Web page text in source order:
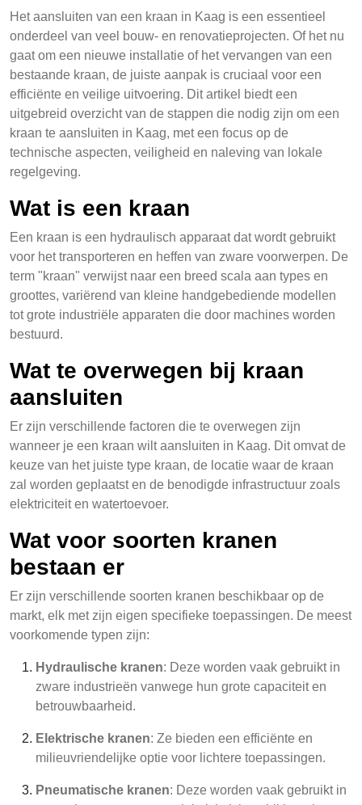
Het aansluiten van een kraan in Kaag is een essentieel
onderdeel van veel bouw- en renovatieprojecten. Of het nu
gaat om een nieuwe installatie of het vervangen van een
bestaande kraan, de juiste aanpak is cruciaal voor een
efficiënte en veilige uitvoering. Dit artikel biedt een
uitgebreid overzicht van de stappen die nodig zijn om een
kraan te aansluiten in Kaag, met een focus op de
technische aspecten, veiligheid en naleving van lokale
regelgeving.
Wat is een kraan
Een kraan is een hydraulisch apparaat dat wordt gebruikt
voor het transporteren en heffen van zware voorwerpen. De
term "kraan" verwijst naar een breed scala aan types en
groottes, variërend van kleine handgebediende modellen
tot grote industriële apparaten die door machines worden
bestuurd.
Wat te overwegen bij kraan
aansluiten
Er zijn verschillende factoren die te overwegen zijn
wanneer je een kraan wilt aansluiten in Kaag. Dit omvat de
keuze van het juiste type kraan, de locatie waar de kraan
zal worden geplaatst en de benodigde infrastructuur zoals
elektriciteit en watertoevoer.
Wat voor soorten kranen
bestaan er
Er zijn verschillende soorten kranen beschikbaar op de
markt, elk met zijn eigen specifieke toepassingen. De meest
voorkomende typen zijn:
Hydraulische kranen: Deze worden vaak gebruikt in
zware industrieën vanwege hun grote capaciteit en
betrouwbaarheid.
Elektrische kranen: Ze bieden een efficiënte en
milieuvriendelijke optie voor lichtere toepassingen.
Pneumatische kranen: Deze worden vaak gebruikt in